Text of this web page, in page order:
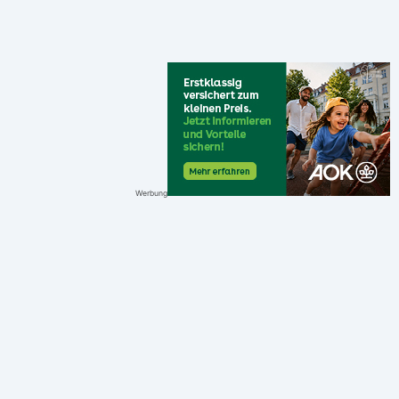
Werbung